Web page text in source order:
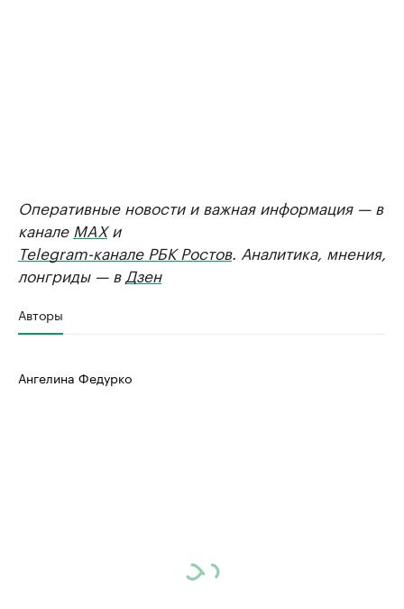
Оперативные новости и важная информация — в
канале MAXи
Telegram-канале РБК Ростов. Аналитика, мнения,
лонгриды — в Дзен
Авторы
Ангелина Федурко